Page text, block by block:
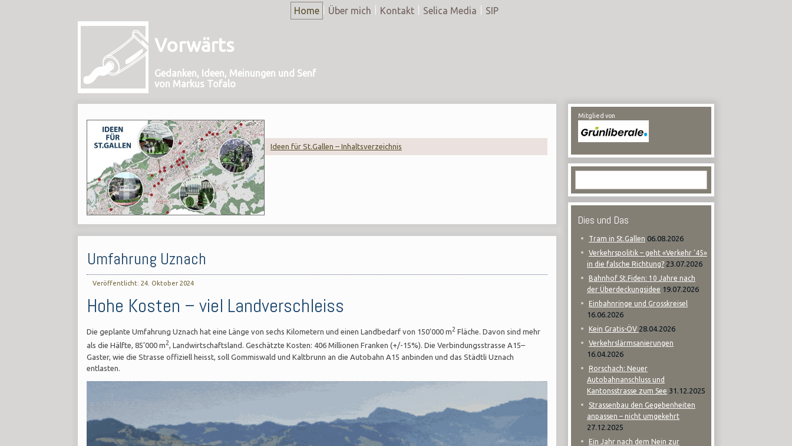
Home Über mich Kontakt Selica Media SIP
Vorwärts
Gedanken, Ideen, Meinungen und Senf
von Markus Tofalo
Ideen für St.Gallen – Inhaltsverzeichnis
Umfahrung Uznach
Veröffentlicht: 24. Oktober 2024
Hohe Kosten – viel Landverschleiss
Die geplante Umfahrung Uznach hat eine Länge von sechs Kilometern und einen Landbedarf von 150’000 m2 Fläche. Davon sind mehr
als die Hälfte, 85’000 m2, Landwirtschaftsland. Geschätzte Kosten: 406 Millionen Franken (+/-15%). Die Verbindungsstrasse A15–
Gaster, wie die Strasse offiziell heisst, soll Gommiswald und Kaltbrunn an die Autobahn A15 anbinden und das Städtli Uznach
entlasten.
Mitglied von
Dies und Das
Tram in St.Gallen 06.08.2026
Verkehrspolitik – geht «Verkehr '45»
in die falsche Richtung? 23.07.2026
Bahnhof St.Fiden: 10 Jahre nach
der Überdeckungsidee 19.07.2026
Einbahnringe und Grosskreisel
16.06.2026
Kein Gratis-ÖV 28.04.2026
Verkehrslärmsanierungen
16.04.2026
Rorschach: Neuer
Autobahnanschluss und
Kantonsstrasse zum See 31.12.2025
Strassenbau den Gegebenheiten
anpassen – nicht umgekehrt
27.12.2025
Ein Jahr nach dem Nein zur